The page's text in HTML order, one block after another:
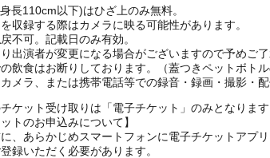
長110cm以下)はひざ上のみ無料。
収録する際はカメラに映る可能性があります。
不可。記載日のみ有効。
出演者が変更になる場合がございますので予めご
飲食はお断りしております。（蓋つきペットボトル
メラ、または携帯電話等での録音・録画・撮影・配
ケット受け取りは「電子チケット」のみとなります
ットのお申込みについて】
、あらかじめスマートフォンに電子チケットアプ
録いただく必要があります。